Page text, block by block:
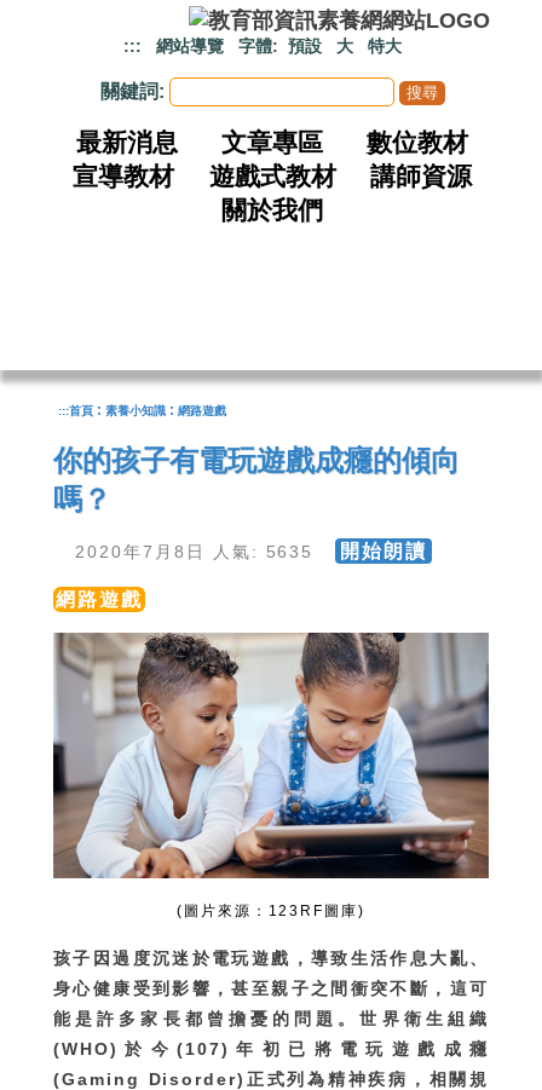
::: 網站導覽 字體: 預設 大 特大
關鍵詞:
最新消息 文章專區
數位教材
宣導教材
遊戲式教材
講師資源
關於我們
:::首頁 : 素養小知識 : 網路遊戲
你的孩子有電玩遊戲成癮的傾向
嗎？
2020年7月8日 人氣: 5635 開始朗讀
網路遊戲
(圖片來源：123RF圖庫)
孩子因過度沉迷於電玩遊戲，導致生活作息大亂、
身心健康受到影響，甚至親子之間衝突不斷，這可
能是許多家長都曾擔憂的問題。世界衛生組織
(WHO)於今(107)年初已將電玩遊戲成癮
(Gaming Disorder)正式列為精神疾病，相關規